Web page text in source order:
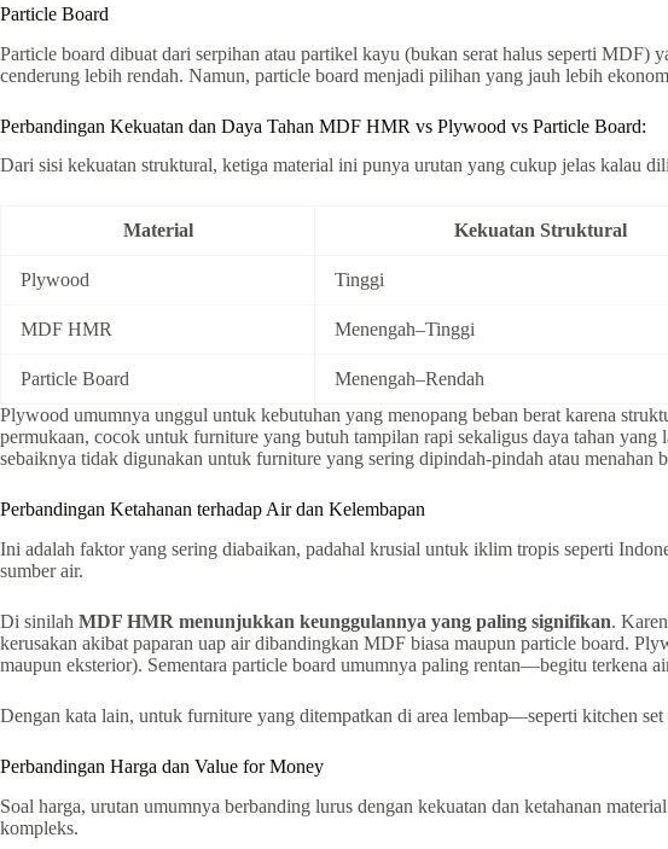
Particle Board
Particle board dibuat dari serpihan atau partikel kayu (bukan serat halus seperti
cenderung lebih rendah. Namun, particle board menjadi pilihan yang jauh lebih
Perbandingan Kekuatan dan Daya Tahan MDF HMR vs Plywood vs Particle Board:
Dari sisi kekuatan struktural, ketiga material ini punya urutan yang cukup jelas kalau
Material Kekuatan Struktural
Plywood Tinggi
MDF HMR Menengah–Tinggi
Particle Board Menengah–Rendah
Plywood umumnya unggul untuk kebutuhan yang menopang beban berat karena
permukaan, cocok untuk furniture yang butuh tampilan rapi sekaligus daya tahan
sebaiknya tidak digunakan untuk furniture yang sering dipindah-pindah atau menahan
Perbandingan Ketahanan terhadap Air dan Kelembapan
Ini adalah faktor yang sering diabaikan, padahal krusial untuk iklim tropis seperti
sumber air.
Di sinilah MDF HMR menunjukkan keunggulannya yang paling signifikan.
kerusakan akibat paparan uap air dibandingkan MDF biasa maupun particle board.
maupun eksterior). Sementara particle board umumnya paling rentan—begitu terkena
Dengan kata lain, untuk furniture yang ditempatkan di area lembap—seperti kitchen
Perbandingan Harga dan Value for Money
Soal harga, urutan umumnya berbanding lurus dengan kekuatan dan ketahanan
kompleks.